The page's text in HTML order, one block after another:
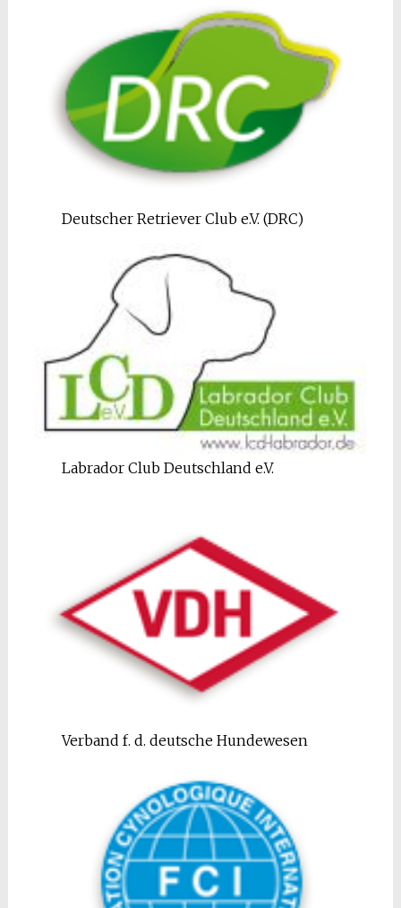
Deutscher Retriever Club e.V. (DRC)
Labrador Club Deutschland e.V.
Verband f. d. deutsche Hundewesen